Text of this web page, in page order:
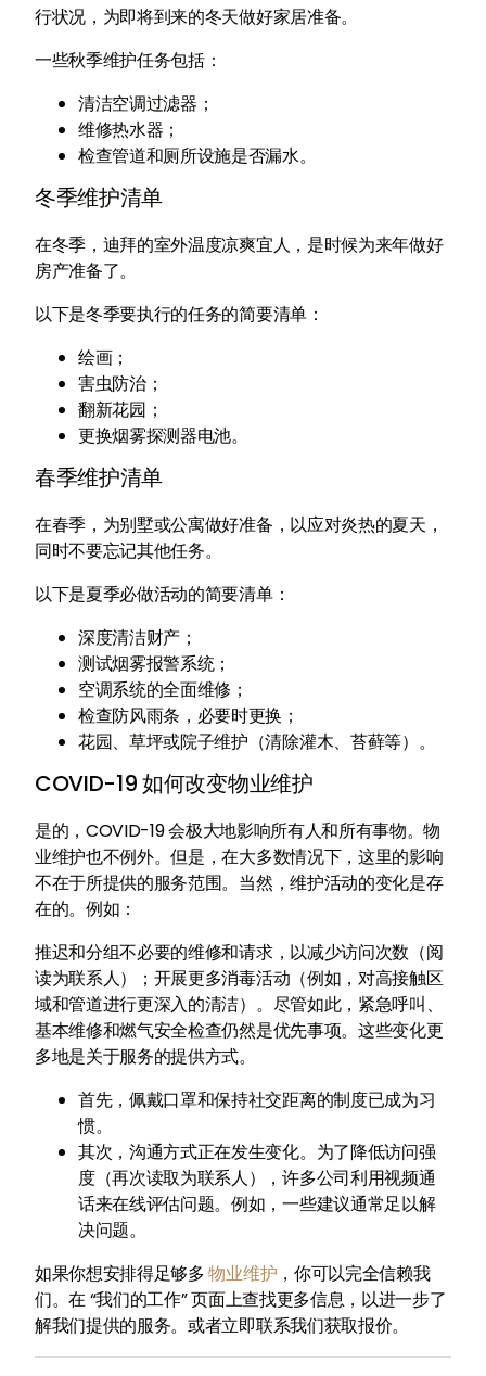
行状况，为即将到来的冬天做好家居准备。
一些秋季维护任务包括：
清洁空调过滤器；
维修热水器；
检查管道和厕所设施是否漏水。
冬季维护清单
在冬季，迪拜的室外温度凉爽宜人，是时候为来年做好
房产准备了。
以下是冬季要执行的任务的简要清单：
绘画；
害虫防治；
翻新花园；
更换烟雾探测器电池。
春季维护清单
在春季，为别墅或公寓做好准备，以应对炎热的夏天，
同时不要忘记其他任务。
以下是夏季必做活动的简要清单：
深度清洁财产；
测试烟雾报警系统；
空调系统的全面维修；
检查防风雨条，必要时更换；
花园、草坪或院子维护（清除灌木、苔藓等）。
COVID-19 如何改变物业维护
是的，COVID-19 会极大地影响所有人和所有事物。物
业维护也不例外。但是，在大多数情况下，这里的影响
不在于所提供的服务范围。当然，维护活动的变化是存
在的。例如：
推迟和分组不必要的维修和请求，以减少访问次数（阅
读为联系人）；开展更多消毒活动（例如，对高接触区
域和管道进行更深入的清洁）。尽管如此，紧急呼叫、
基本维修和燃气安全检查仍然是优先事项。这些变化更
多地是关于服务的提供方式。
首先，佩戴口罩和保持社交距离的制度已成为习
惯。
其次，沟通方式正在发生变化。为了降低访问强
度（再次读取为联系人），许多公司利用视频通
话来在线评估问题。例如，一些建议通常足以解
决问题。
如果你想安排得足够多物业维护 ，你可以完全信赖我
们。在 “我们的工作” 页面上查找更多信息，以进一步了
解我们提供的服务。或者立即联系我们获取报价。